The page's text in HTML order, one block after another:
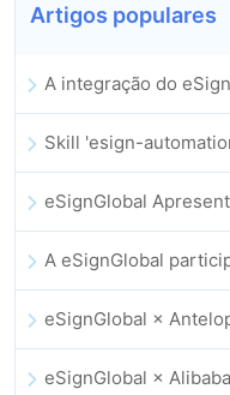
Artigos populares